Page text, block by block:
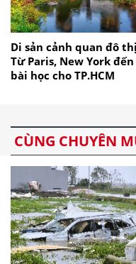
Di sản cảnh quan đô
Từ Paris, New York đến
bài học cho TP.HCM
CÙNG CHUYÊN